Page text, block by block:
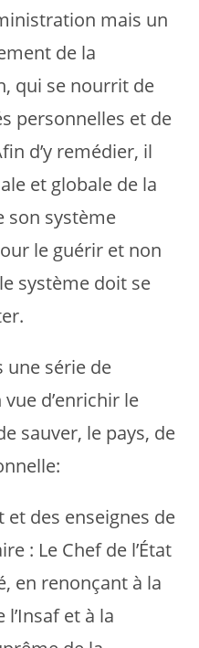
mais un
de la
qui se nourrit de
personnelles et de
d’y remédier, il
et globale de la
son système
le guérir et non
système doit se
une série de
d’enrichir le
sauver, le pays, de
des enseignes de
: Le Chef de l’État
en renonçant à la
et à la